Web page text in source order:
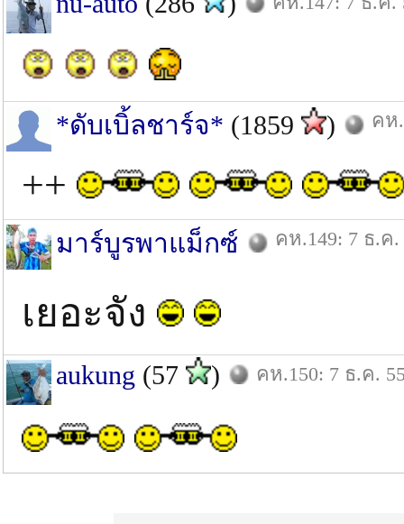
*ดับเบิ้ลชาร์จ* (1859 ) คห
++
มาร์บูรพาแม็กซ์ คห.149: 7 ธ.ค.
เยอะจัง
aukung (57 ) คห.150: 7 ธ.ค.